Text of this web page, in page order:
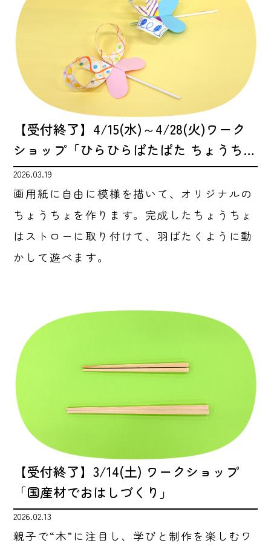
【受付終了】4/15(水)～4/28(火)ワーク
ショップ「ひらひらぱたぱた ちょうち…
2026.03.19
画用紙に自由に模様を描いて、オリジナルの
ちょうちょを作ります。完成したちょうちょ
はストローに取り付けて、羽ばたくように動
かして遊べます。
【受付終了】3/14(土) ワークショップ
「国産材でおはしづくり」
2026.02.13
親子で“木”に注目し、学びと制作を楽しむワ